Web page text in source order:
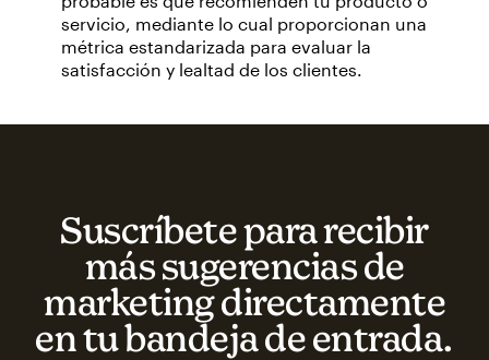
servicio, mediante lo cual proporcionan una
métrica estandarizada para evaluar la
satisfacción y lealtad de los clientes.
Suscríbete para recibir
más sugerencias de
marketing directamente
en tu bandeja de entrada.